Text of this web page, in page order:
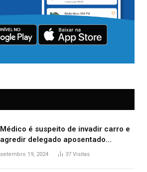
Médico é suspeito de invadir carro e
agredir delegado aposentado
durante confusão no trânsito
setembro 19, 2024 37 Visitas